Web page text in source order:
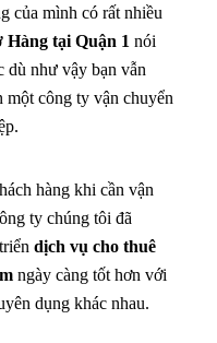
của mình có rất nhiều
Hàng tại Quận 1 nói
như vậy bạn vẫn
một công ty vận chuyển
hàng khi cần vận
ty chúng tôi đã
dịch vụ cho thuê
ngày càng tốt hơn với
dụng khác nhau.